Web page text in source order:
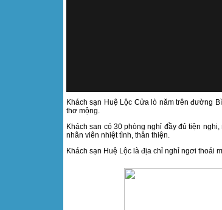
Khách sạn Huệ Lộc Cửa lò năm trên đường
thơ mộng.
Khách san có 30 phòng nghỉ đầy đủ tiện
nhân viên nhiệt tình, thân thiện.
Khách sạn Huệ Lộc là địa chỉ nghỉ ngơi thoái